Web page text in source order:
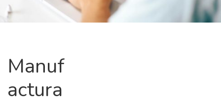
Manuf
actura